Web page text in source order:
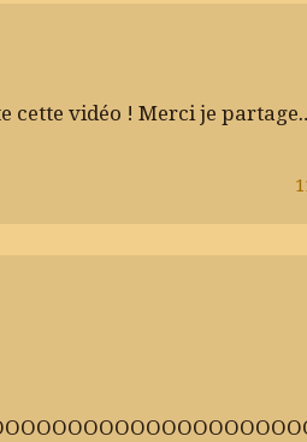
cette vidéo ! Merci je